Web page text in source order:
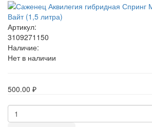
Артикул:
3109271150
Наличие:
Нет в наличии
500.00 ₽